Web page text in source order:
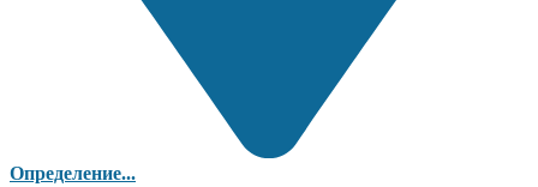
Определение...